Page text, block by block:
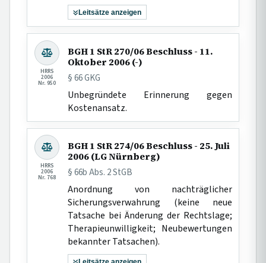
Leitsätze anzeigen
HRRS
2006
Nr. 950
BGH 1 StR 270/06 Beschluss - 11.
Oktober 2006 (-)
§ 66 GKG
Unbegründete Erinnerung gegen
Kostenansatz.
HRRS
2006
Nr. 768
BGH 1 StR 274/06 Beschluss - 25. Juli
2006 (LG Nürnberg)
§ 66b Abs. 2 StGB
Anordnung von nachträglicher
Sicherungsverwahrung (keine neue
Tatsache bei Änderung der Rechtslage;
Therapieunwilligkeit; Neubewertungen
bekannter Tatsachen).